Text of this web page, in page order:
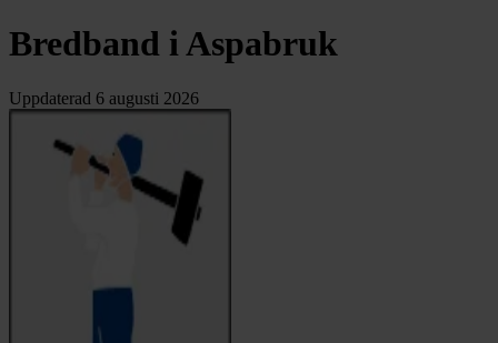
Bredband i Aspabruk
Uppdaterad 6 augusti 2026